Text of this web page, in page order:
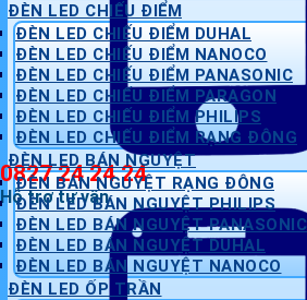
0827 24 24 24
Hỗ trợ tư vấn
ĐÈN LED CHIẾU ĐIỂM
ĐÈN LED CHIẾU ĐIỂM DUHAL
ĐÈN LED CHIẾU ĐIỂM NANOCO
ĐÈN LED CHIẾU ĐIỂM PANASONIC
ĐÈN LED CHIẾU ĐIỂM PARAGON
ĐÈN LED CHIẾU ĐIỂM PHILIPS
ĐÈN LED CHIẾU ĐIỂM RẠNG ĐÔNG
ĐÈN LED BÁN NGUYỆT
ĐÈN BÁN NGUYỆT RẠNG ĐÔNG
ĐÈN LED BÁN NGUYỆT PHILIPS
ĐÈN LED BÁN NGUYỆT PANASONIC
ĐÈN LED BÁN NGUYỆT DUHAL
ĐÈN LED BÁN NGUYỆT NANOCO
ĐÈN LED ỐP TRẦN